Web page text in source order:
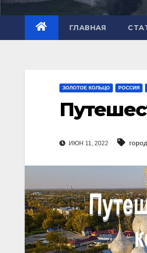
ГЛАВНАЯ
ЗОЛОТОЕ КОЛЬЦО РОССИЯ
ИЮН 11, 2022